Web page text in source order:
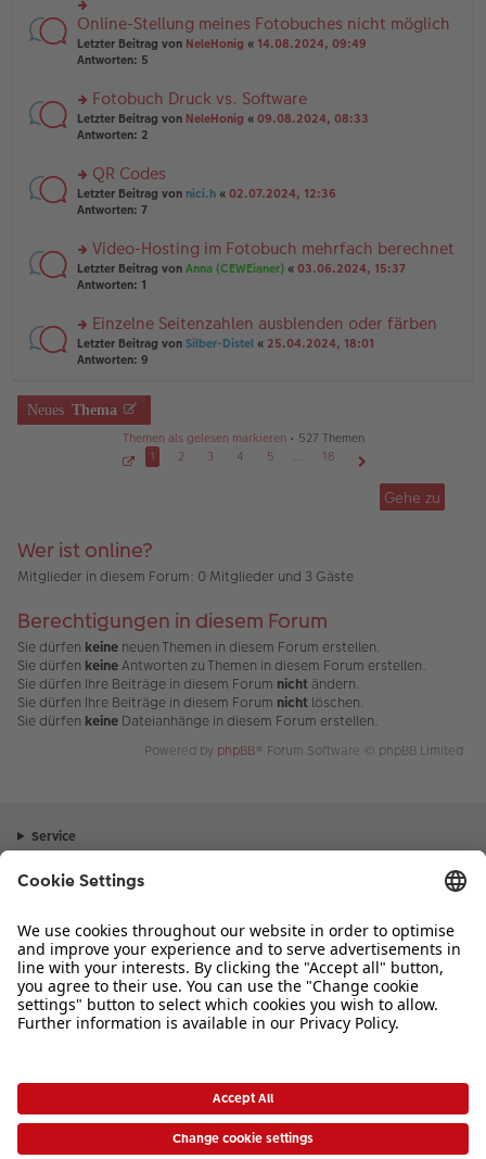
g
e
n
er
B
a
g
n
g
el
es
n
er
B
a
g
rs
te
r
g
el
es
n
er
B
ei
a
g
Online-Stellung meines Fotobuches nicht möglich
Letzter Beitrag von NeleHonig « 14.08.2024, 09:49
Antworten: 5
rs
te
n
g
el
e
n
er
tr
a
g
Fotobuch Druck vs. Software
Letzter Beitrag von NeleHonig « 09.08.2024, 08:33
Antworten: 2
rs
te
n
g
el
e
n
er
tr
a
QR Codes
Letzter Beitrag von nici.h « 02.07.2024, 12:36
Antworten: 7
rs
te
n
g
el
e
n
er
Video-Hosting im Fotobuch mehrfach berechnet
Letzter Beitrag von Anna (CEWEianer) « 03.06.2024, 15:37
Antworten: 1
rs
te
n
g
tr
a
g
Einzelne Seitenzahlen ausblenden oder färben
Letzter Beitrag von Silber-Distel « 25.04.2024, 18:01
Antworten: 9
Neues Thema
Themen als gelesen markieren• 527 Themen
v
o
n
1
1 2 3 4 5 …
18
Gehe zu
Wer ist online?
Mitglieder in diesem Forum: 0 Mitglieder und 3 Gäste
Berechtigungen in diesem Forum
Sie dürfen keine neuen Themen in diesem Forum erstellen.
Sie dürfen keineAntworten zu Themen in diesem Forum erstellen.
Sie dürfen Ihre Beiträge in diesem Forum nicht ändern.
Sie dürfen Ihre Beiträge in diesem Forum nicht löschen.
Sie dürfen keine Dateianhänge in diesem Forum erstellen.
Powered by phpBB® Forum Software © phpBB Limited
Service
Sortiment
Inspiration
Bei Fragen zu Produkten oder der Bestellung können Sie uns gerne von